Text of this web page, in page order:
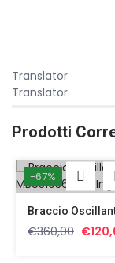
Translator
Translator
Prodotti
-67%
€360,00 Il€